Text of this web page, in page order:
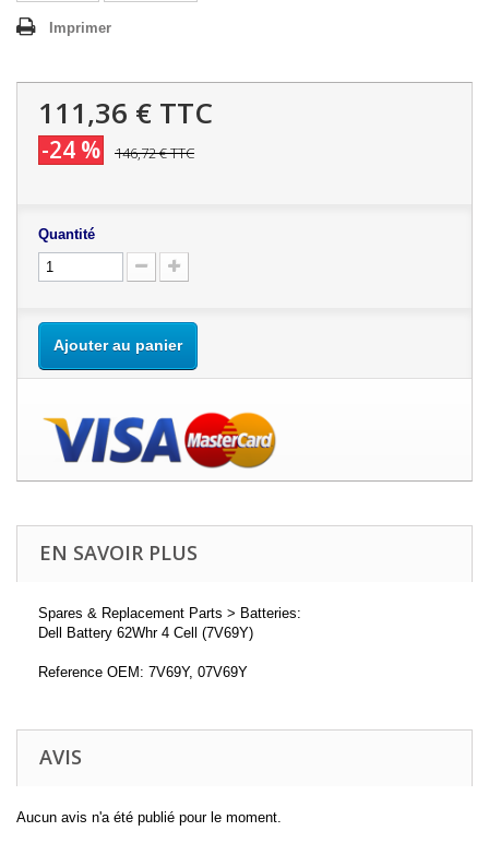
Imprimer
111,36 € TTC
-24 % 146,72 €TTC
Quantité
Ajouter au panier
EN SAVOIR PLUS
Spares & Replacement Parts > Batteries:
Dell Battery 62Whr 4 Cell (7V69Y)
Reference OEM: 7V69Y, 07V69Y
AVIS
Aucun avis n'a été publié pour le moment.